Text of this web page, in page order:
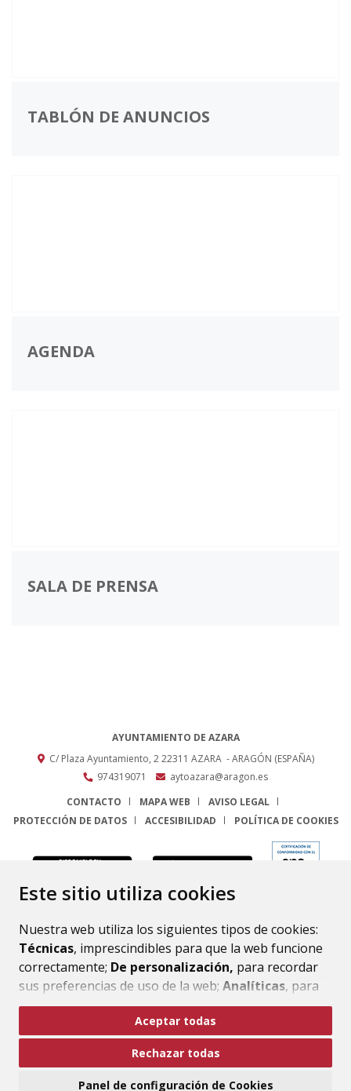
Este sitio utiliza cookies
Nuestra web utiliza los siguientes tipos de cookies:
Técnicas, imprescindibles para que la web funcione
correctamente; De personalización, para recordar
sus preferencias de uso de la web; Analíticas, para
mejorar el funcionamiento de la web y sus servicios.
Si acepta pulsando el botón“Aceptar todas”
consideramos que acepta su uso. Si pulsa el botón
Aceptar todas
Rechazar todas
Panel de configuración de Cookies
TABLÓN DE ANUNCIOS
AGENDA
SALA DE PRENSA
AYUNTAMIENTO DE AZARA
C/ Plaza Ayuntamiento, 222311 AZARA - ARAGÓN (ESPAÑA)
974319071
aytoazara@aragon.es
CONTACTO
MAPA WEB
AVISO LEGAL
PROTECCIÓN DE DATOS
ACCESIBILIDAD POLÍTICA DE COOKIES